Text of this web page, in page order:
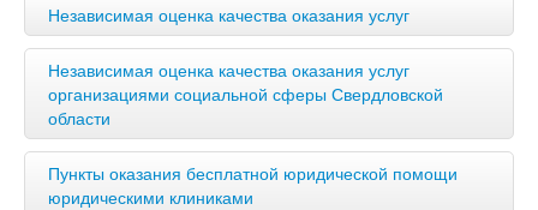
Независимая оценка качества оказания услуг
Независимая оценка качества оказания услуг
организациями социальной сферы Свердловской
области
Пункты оказания бесплатной юридической помощи
юридическими клиниками